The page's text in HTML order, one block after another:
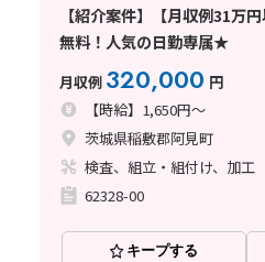
【紹介案件】【月収例31万
無料！人気の日勤専属★
月収例 320,000 円
【時給】1,650円～
茨城県稲敷郡阿見町
検査、組立・組付け、加工
62328-00
キープする